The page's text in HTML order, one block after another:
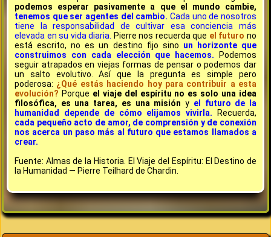
podemos esperar pasivamente a que el mundo cambie,
tenemos que ser agentes del cambio. Cada uno de nosotros
tiene la responsabilidad de cultivar esa conciencia más
elevada en su vida diaria.
Pierre nos recuerda que el futuro no
está escrito, no es un destino fijo sino un horizonte que
construimos con cada elección que hacemos. Podemos
seguir atrapados en viejas formas de pensar o podemos dar
un salto evolutivo. Así que la pregunta es simple pero
poderosa: ¿Qué estás haciendo hoy para contribuir a esta
evolución? Porque el viaje del espíritu no es solo una idea
filosófica, es una tarea, es una misión y el futuro de la
humanidad depende de cómo elijamos vivirla. Recuerda,
cada pequeño acto de amor, de comprensión y de conexión
nos acerca un paso más al futuro que estamos llamados a
crear.
Fuente: Almas de la Historia. El Viaje del Espíritu: El Destino de
la Humanidad — Pierre Teilhard de Chardin.